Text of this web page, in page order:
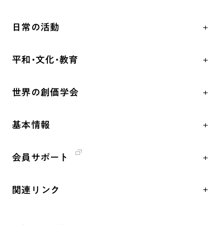
祈り
聖典
釈尊～法華経
創価学会の三代会長
第2代会長・戸田城聖先生
日常の活動
座談会
仏法を語る
年間の活動について
彼岸
平和・文化・教育
「人権文化」「ジェンダー平等」を促進
人道支援
展示活動
世界の創価学会
基本情報
創価学会 社会憲章
会員サポート
関連リンク